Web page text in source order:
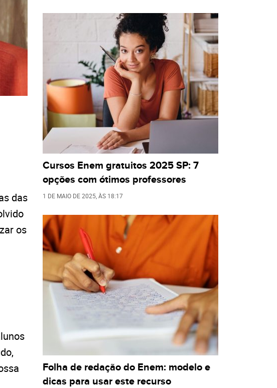
das
os
Cursos Enem gratuitos 2025 SP: 7
opções com ótimos professores
1 DE MAIO DE 2025 , ÀS 18:17
Folha de redação do Enem: modelo e
dicas para usar este recurso